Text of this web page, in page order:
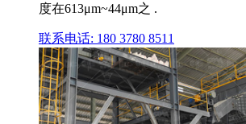
度在613μm~44μm之 .
联系电话: 180 3780 8511